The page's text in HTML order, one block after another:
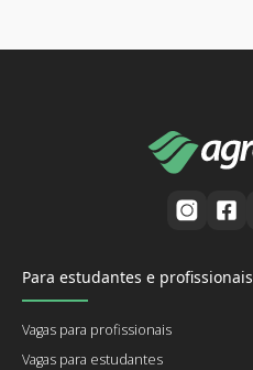
Para estudantes e profissionais
Vagas para profissionais
Vagas para estudantes